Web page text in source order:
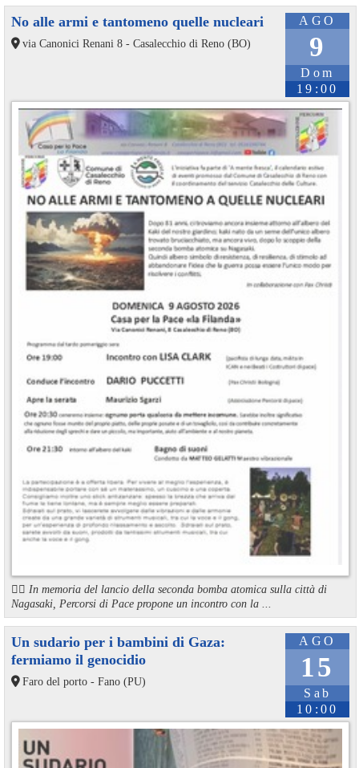
AGO
9
Dom
19:00
No alle armi e tantomeno quelle nucleari
via Canonici Renani 8 - Casalecchio di Reno (BO)
🏳️‍🌈 In memoria del lancio della seconda bomba atomica sulla città di
Nagasaki, Percorsi di Pace propone un incontro con la ...
AGO
15
Sab
10:00
Un sudario per i bambini di Gaza:
fermiamo il genocidio
Faro del porto - Fano (PU)